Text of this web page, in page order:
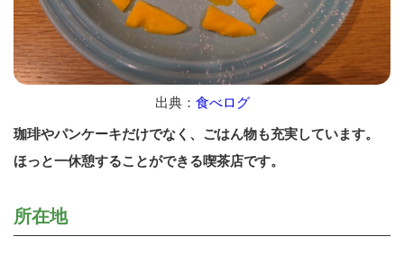
出典： 食べログ
珈琲やパンケーキだけでなく、ごはん物も充実しています。
ほっと一休憩することができる喫茶店です。
所在地